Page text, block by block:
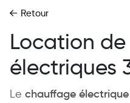
Retour
Location
électriques
Le chauffage électrique